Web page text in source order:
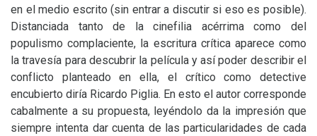
en el medio escrito (sin entrar a discutir si eso es posible).
Distanciada tanto de la cinefilia acérrima como del
populismo complaciente, la escritura crítica aparece como
la travesía para descubrir la película y así poder describir el
conflicto planteado en ella, el crítico como detective
encubierto diría Ricardo Piglia. En esto el autor corresponde
cabalmente a su propuesta, leyéndolo da la impresión que
siempre intenta dar cuenta de las particularidades de cada